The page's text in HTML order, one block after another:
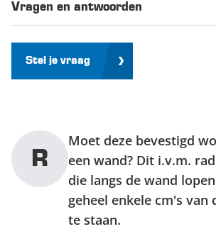
Vragen en antwoorden
Stel je vraag
R
Moet deze bevestigd
een wand? Dit i.v.m.
die langs de wand
geheel enkele cm's
te staan.